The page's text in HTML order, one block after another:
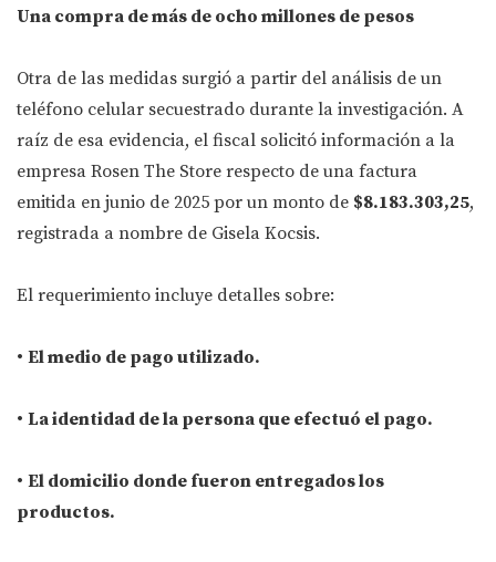
Una compra de más de ocho millones de pesos
Otra de las medidas surgió a partir del análisis de un
teléfono celular secuestrado durante la investigación. A
raíz de esa evidencia, el fiscal solicitó información a la
empresa Rosen The Store respecto de una factura
emitida en junio de 2025 por un monto de $8.183.303,25,
registrada a nombre de Gisela Kocsis.
El requerimiento incluye detalles sobre:
• El medio de pago utilizado.
• La identidad de la persona que efectuó el pago.
• El domicilio donde fueron entregados los
productos.